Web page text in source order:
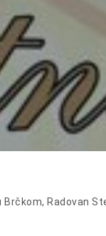
Radovan